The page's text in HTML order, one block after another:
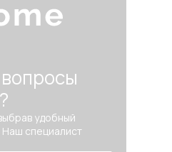
удобный
Наш специалист